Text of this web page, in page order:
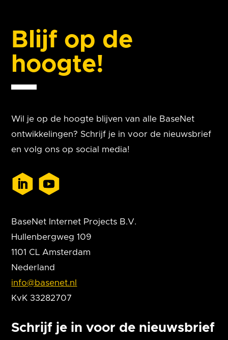
Blijf op de
hoogte!
Wil je op de hoogte blijven van alle BaseNet
ontwikkelingen? Schrijf je in voor de nieuwsbrief
en volg ons op social media!
BaseNet Internet Projects B.V.
Hullenbergweg 109
1101 CL Amsterdam
Nederland
info@basenet.nl
KvK 33282707
Schrijf je in voor de nieuwsbrief